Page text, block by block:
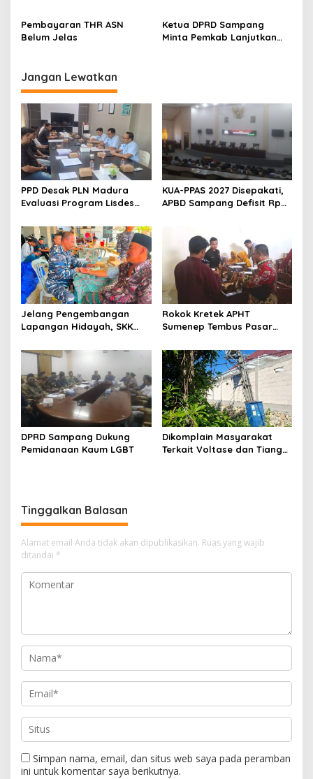
Segini
Pembayaran THR ASN
Belum Jelas
Ketua DPRD Sampang
Minta Pemkab Lanjutkan
Jangan Lewatkan
PPD Desak PLN Madura
Evaluasi Program Lisdes
KUA-PPAS 2027 Disepakati,
APBD Sampang Defisit Rp
Jelang Pengembangan
Lapangan Hidayah, SKK
Perkuat Sinergi dengan
Nelayan Sampang
Rokok Kretek APHT
Sumenep Tembus Pasar
DPRD Sampang Dukung
Pemidanaan Kaum LGBT
Dikomplain Masyarakat
Terkait Voltase dan Tiang
Tinggalkan Balasan
Alamat email Anda tidak akan dipublikasikan. Ruas yang wajib
ditandai *
Simpan nama, email, dan situs web saya pada peramban
ini untuk komentar saya berikutnya.